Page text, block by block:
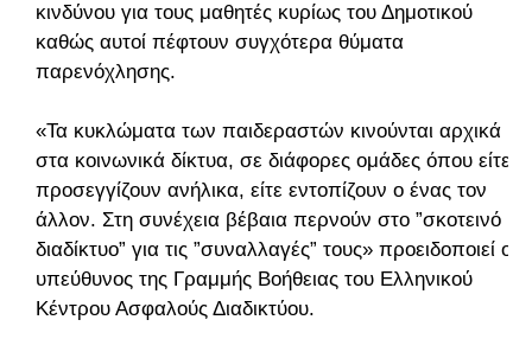
κινδύνου για τους μαθητές κυρίως του Δημοτικού
καθώς αυτοί πέφτουν συγχότερα θύματα
παρενόχλησης.
«Τα κυκλώματα των παιδεραστών κινούνται αρχικά
στα κοινωνικά δίκτυα, σε διάφορες ομάδες όπου είτε
προσεγγίζουν ανήλικα, είτε εντοπίζουν ο ένας τον
άλλον. Στη συνέχεια βέβαια περνούν στο ”σκοτεινό
διαδίκτυο” για τις ”συναλλαγές” τους» προειδοποιεί ο
υπεύθυνος της Γραμμής Βοήθειας του Ελληνικού
Κέντρου Ασφαλούς Διαδικτύου.